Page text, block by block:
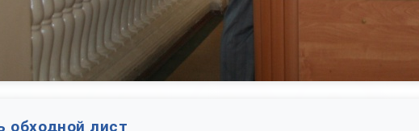
обходной лист